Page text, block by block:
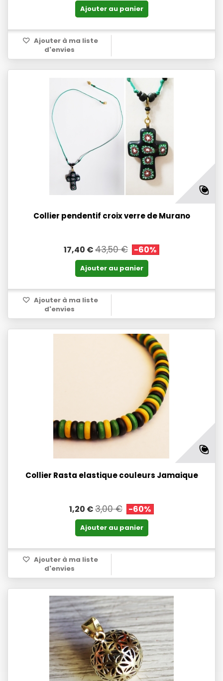
Ajouter au panier
Ajouter à ma liste
d'envies
Collier pendentif croix verre de Murano
17,40 €43,50 € -60%
Ajouter au panier
Ajouter à ma liste
d'envies
Collier Rasta elastique couleurs Jamaique
1,20 €3,00 € -60%
Ajouter au panier
Ajouter à ma liste
d'envies